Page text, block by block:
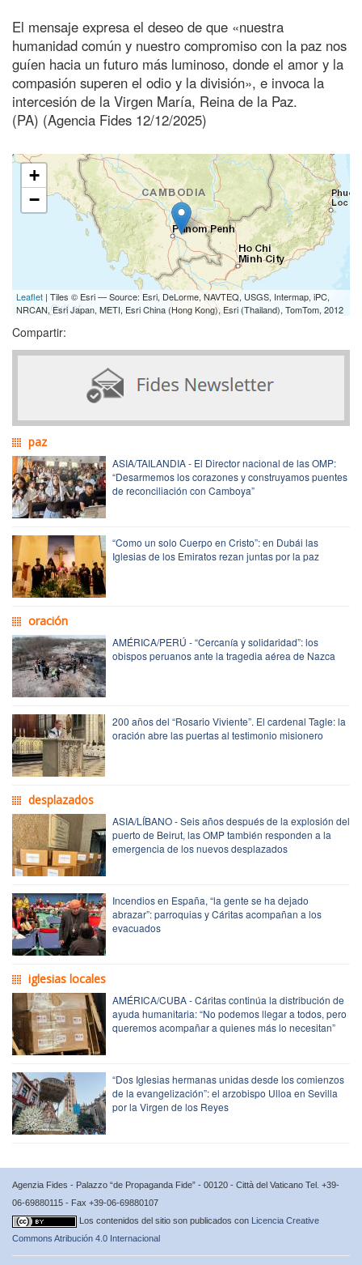
El mensaje expresa el deseo de que «nuestra
humanidad común y nuestro compromiso con la paz nos
guíen hacia un futuro más luminoso, donde el amor y la
compasión superen el odio y la división», e invoca la
intercesión de la Virgen María, Reina de la Paz.
(PA) (Agencia Fides 12/12/2025)
+
−
Leaflet | Tiles © Esri — Source: Esri, DeLorme, NAVTEQ, USGS, Intermap, iPC,
NRCAN, Esri Japan, METI, Esri China (Hong Kong), Esri (Thailand), TomTom, 2012
Compartir:
paz
ASIA/TAILANDIA - El Director nacional de las OMP:
“Desarmemos los corazones y construyamos puentes
de reconciliación con Camboya”
“Como un solo Cuerpo en Cristo”: en Dubái las
Iglesias de los Emiratos rezan juntas por la paz
oración
AMÉRICA/PERÚ - “Cercanía y solidaridad”: los
obispos peruanos ante la tragedia aérea de Nazca
200 años del “Rosario Viviente”. El cardenal Tagle: la
oración abre las puertas al testimonio misionero
desplazados
ASIA/LÍBANO - Seis años después de la explosión del
puerto de Beirut, las OMP también responden a la
emergencia de los nuevos desplazados
Incendios en España, “la gente se ha dejado
abrazar”: parroquias y Cáritas acompañan a los
evacuados
iglesias locales
AMÉRICA/CUBA - Cáritas continúa la distribución de
ayuda humanitaria: “No podemos llegar a todos, pero
queremos acompañar a quienes más lo necesitan”
“Dos Iglesias hermanas unidas desde los comienzos
de la evangelización”: el arzobispo Ulloa en Sevilla
por la Virgen de los Reyes
Agenzia Fides - Palazzo “de Propaganda Fide” - 00120 - Città del Vaticano Tel. +39-
06-69880115 - Fax +39-06-69880107
Los contenidos del sitio son publicados con Licencia Creative
Commons Atribución 4.0 Internacional